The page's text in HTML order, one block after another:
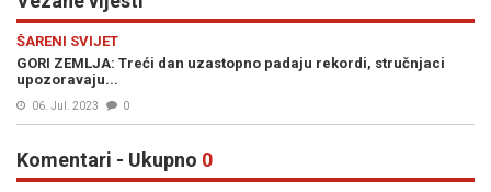
ŠARENI SVIJET
GORI ZEMLJA: Treći dan uzastopno padaju rekordi, stručnjaci
upozoravaju...
06. Jul. 2023 0
Komentari - Ukupno 0